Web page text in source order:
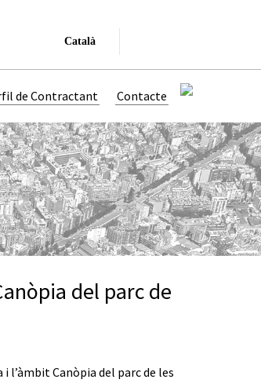
Català
de Contractant Contacte
del parc de
i l’àmbit Canòpia del parc de les